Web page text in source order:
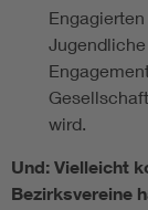
wird.
Und: Vielleicht
Bezirksvereine